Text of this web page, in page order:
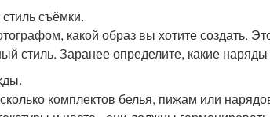
съёмки.
какой образ вы хотите создать.
стиль. Заранее определите, какие
комплектов белья, пижам или